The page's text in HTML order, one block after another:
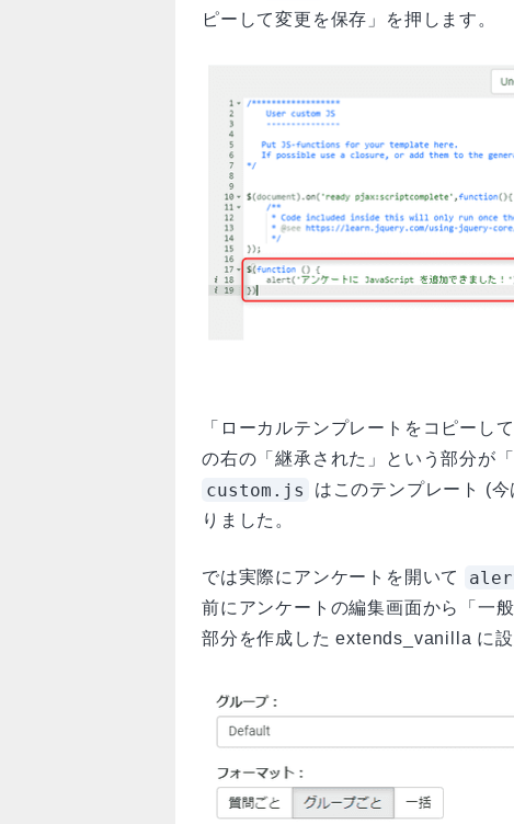
ピーして変更を保存」を押します。
「ローカルテンプレートをコピーし
の右の「継承された」という部分が
custom.js はこのテンプレート (
りました。
では実際にアンケートを開いて
前にアンケートの編集画面から「一
部分を作成した extends_vanilla に設